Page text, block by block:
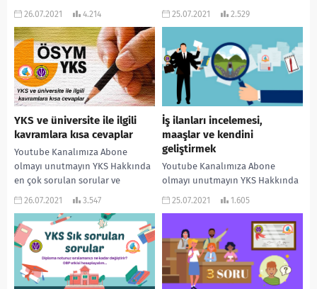
cevapları ! ”
adresinden daha çok...
26.07.2021 4.214
cevapları ! ”
25.07.2021 2.529
YKS ve üniversite ile ilgili
kavramlara kısa cevaplar
Youtube Kanalımıza Abone
olmayı unutmayın YKS Hakkında
en çok sorulan sorular ve
cevapları ! ”
adresinden daha çok...
26.07.2021 3.547
İş ilanları incelemesi,
maaşlar ve kendini
geliştirmek
Youtube Kanalımıza Abone
olmayı unutmayın YKS Hakkında
en çok sorulan sorular ve
www.rehberlikservisi.net ”
adresinden daha çok...
25.07.2021 1.605